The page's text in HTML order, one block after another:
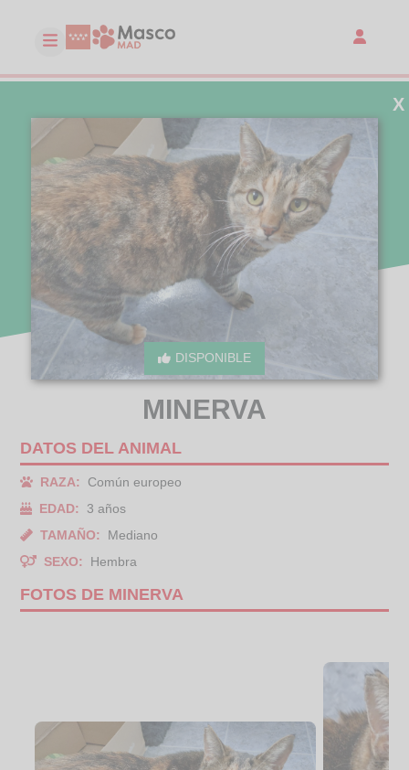
DISPONIBLE
X
MINERVA
DATOS DEL ANIMAL
RAZA:
Común europeo
EDAD:
3 años
TAMAÑO:
Mediano
SEXO:
Hembra
FOTOS DE MINERVA